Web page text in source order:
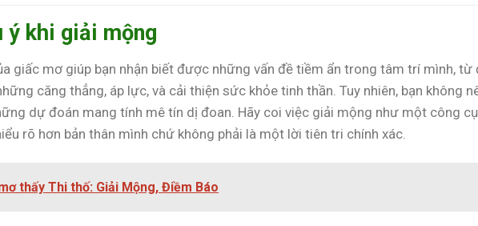
khi giải mộng
giấc mơ giúp bạn nhận biết được những vấn đề tiềm ẩn trong tâm trí mình, từ
căng thẳng, áp lực, và cải thiện sức khỏe tinh thần. Tuy nhiên, bạn không
dự đoán mang tính mê tín dị đoan. Hãy coi việc giải mộng như một công
rõ hơn bản thân mình chứ không phải là một lời tiên tri chính xác.
thấy Thi thố: Giải Mộng, Điềm Báo